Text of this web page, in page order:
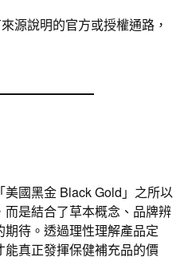
源說明的官方或授權通路，
國黑金 Black Gold」之所以
是結合了草本概念、品牌辨
待。透過理性理解產品定
真正發揮保健補充品的價